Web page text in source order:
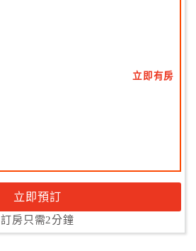
立即有房
立即預訂
訂房只需2分鐘